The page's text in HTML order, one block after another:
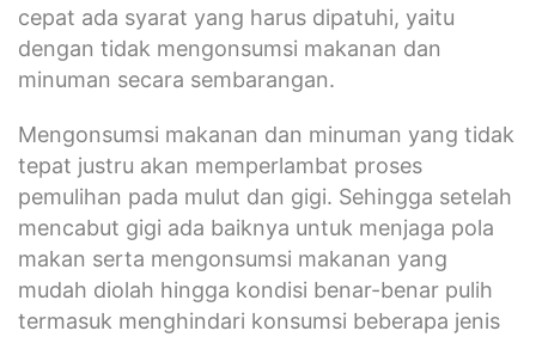
cepat ada syarat yang harus dipatuhi, yaitu
dengan tidak mengonsumsi makanan dan
minuman secara sembarangan.
Mengonsumsi makanan dan minuman yang tidak
tepat justru akan memperlambat proses
pemulihan pada mulut dan gigi. Sehingga setelah
mencabut gigi ada baiknya untuk menjaga pola
makan serta mengonsumsi makanan yang
mudah diolah hingga kondisi benar-benar pulih
termasuk menghindari konsumsi beberapa jenis